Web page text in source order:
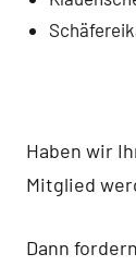
Haben wir
Mitglied
Dann